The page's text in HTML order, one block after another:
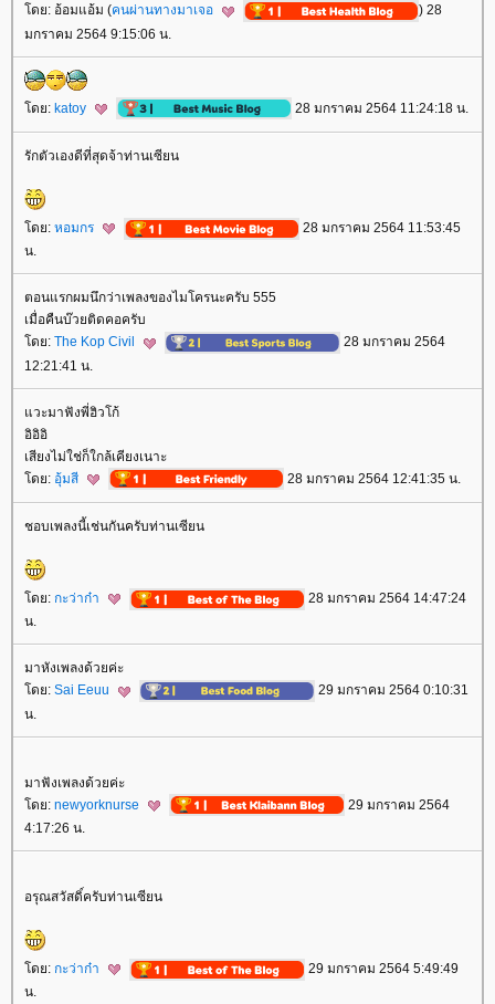
ดย: อ้อมแอ้ม (คนผ่านทางมาเจอ
) 28
มกราคม 2564 9:15:06 น.
ดย: katoy 28 มกราคม 2564 11:24:18 น.
รักตัวเองดีที่สุดจ้าท่านเซียน
ดย: หอมกร
28 มกราคม 2564 11:53:45
น.
ตอนแรกผมนึกว่าเพลงของไมโครนะครับ 555
เมื่อคืนบ๊วยติดคอครับ
ดย: The Kop Civil
28 มกราคม 2564
12:21:41 น.
วะมาฟังพี่ฮิวโก้
อิอิอิ
เสียงไม่ใช่ก็ใกล้เคียงเนาะ
ดย: อุ้มสี 28 มกราคม 2564 12:41:35 น.
ชอบเพลงนี้เช่นกันครับท่านเซียน
ดย: กะว่าก๋า
28 มกราคม 2564 14:47:24
น.
มาหังเพลงด้วยค่ะ
ดย: Sai Eeuu
29 มกราคม 2564 0:10:31
น.
มาฟังเพลงด้วยค่ะ
ดย: newyorknurse
29 มกราคม 2564
4:17:26 น.
อรุณสวัสดิ์ครับท่านเซียน
ดย: กะว่าก๋า
29 มกราคม 2564 5:49:49
น.